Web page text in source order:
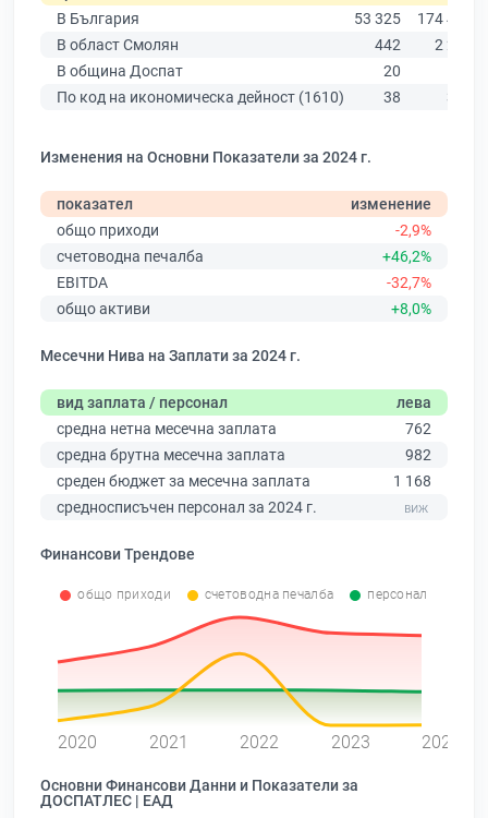
В България
53 325
174 403
В област Смолян
442
2 287
В община Доспат
20
По код на икономическа дейност (1610)
38 362
Изменения на Основни Показатели за 2024 г.
показател
изменение
общо приходи
-2,9%
счетоводна печалба
+46,2%
EBITDA
-32,7%
общо активи
+8,0%
Месечни Нива на Заплати за 2024 г.
вид заплата / персонал
лева
средна нетна месечна заплата
762
средна брутна месечна заплата
982
среден бюджет за месечна заплата
1 168
средносписъчен персонал за 2024 г.
Финансови Трендове
общо приходи счетоводна печалба персонал
2020 2021 2022 2023 2024
Основни Финансови Данни и Показатели за
ДОСПАТЛЕС | ЕАД